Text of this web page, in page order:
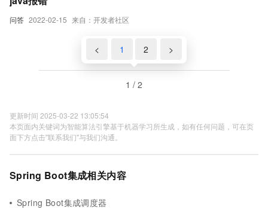
问答 2022-02-15 来自：开发者社区
< 1 2 >
1 / 2
更新时间 2025-03-22 13:05:54
本页面内关键词为智能算法引擎基于机器学习所生成，如有任何问题，可在页
面下方点击"联系我们"与我们沟通。
Spring Boot集成相关内容
Spring Boot集成调度器